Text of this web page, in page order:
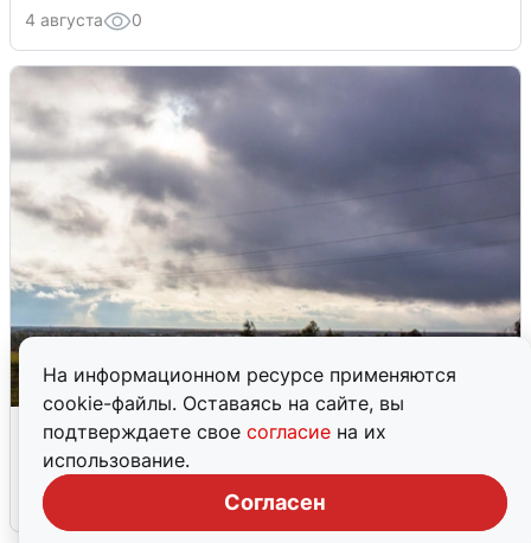
На информационном ресурсе применяются
cookie-файлы. Оставаясь на сайте, вы
подтверждаете свое согласие на их
использование.
Согласен
4 августа 0
Над ХМАО впервые сбили
беспилотники
3 августа